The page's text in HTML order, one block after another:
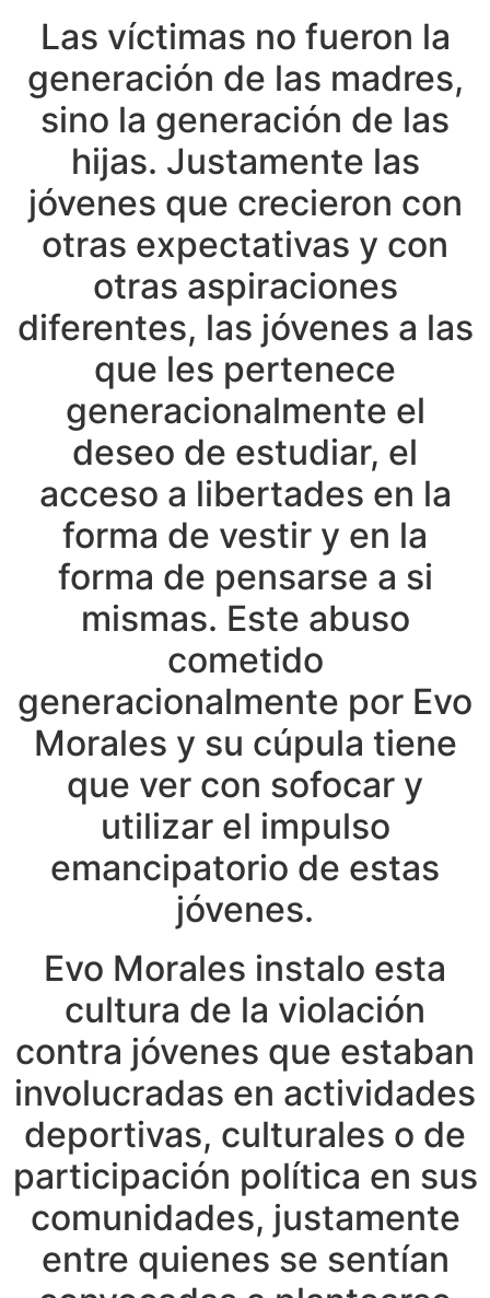
Las víctimas no fueron la
generación de las madres,
sino la generación de las
hijas. Justamente las
jóvenes que crecieron con
otras expectativas y con
otras aspiraciones
diferentes, las jóvenes a las
que les pertenece
generacionalmente el
deseo de estudiar, el
acceso a libertades en la
forma de vestir y en la
forma de pensarse a si
mismas. Este abuso
cometido
generacionalmente por Evo
Morales y su cúpula tiene
que ver con sofocar y
utilizar el impulso
emancipatorio de estas
jóvenes.
Evo Morales instalo esta
cultura de la violación
contra jóvenes que estaban
involucradas en actividades
deportivas, culturales o de
participación política en sus
comunidades, justamente
entre quienes se sentían